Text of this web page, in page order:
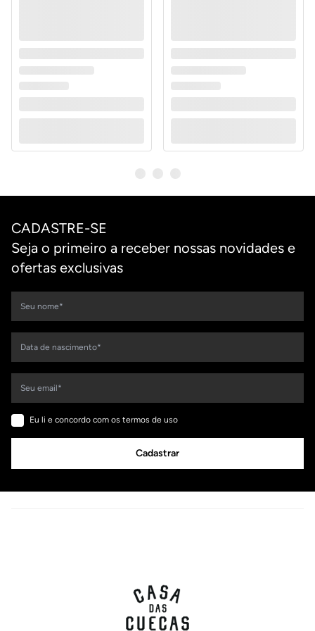
CADASTRE-SE
Seja o primeiro a receber nossas novidades e
ofertas exclusivas
Eu li e concordo com os termos de uso
Cadastrar